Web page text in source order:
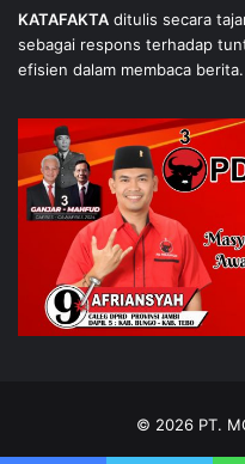
KATAFAKTA ditulis secara
sebagai respons terhadap
efisien dalam membaca berita.
© 2026 PT.